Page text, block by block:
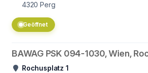
4320 Perg
Geöffnet
BAWAG PSK 094-1030, Wien,
Rochusplatz 1